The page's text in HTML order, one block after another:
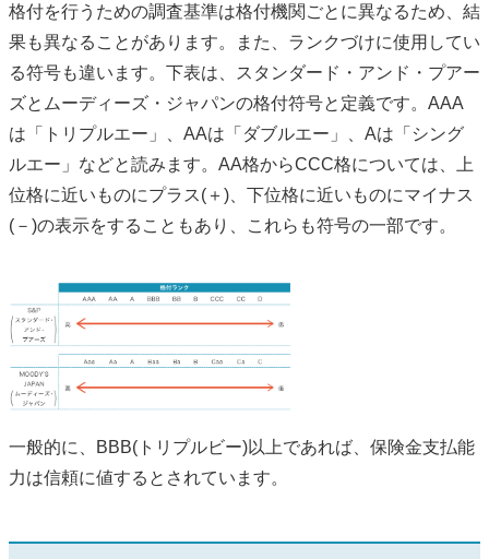
格付を行うための調査基準は格付機関ごとに異なるため、結
果も異なることがあります。また、ランクづけに使用してい
る符号も違います。下表は、スタンダード・アンド・プアー
ズとムーディーズ・ジャパンの格付符号と定義です。AAA
は「トリプルエー」、AAは「ダブルエー」、Aは「シング
ルエー」などと読みます。AA格からCCC格については、上
位格に近いものにプラス(＋)、下位格に近いものにマイナス
(－)の表示をすることもあり、これらも符号の一部です。
一般的に、BBB(トリプルビー)以上であれば、保険金支払能
力は信頼に値するとされています。